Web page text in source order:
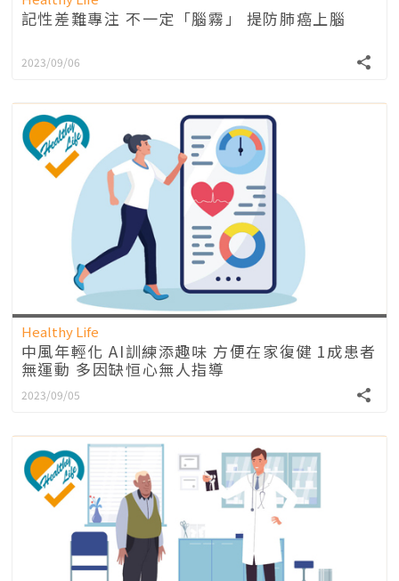
記性差難專注 不一定「腦霧」 提防肺癌上腦
2023/09/06
Healthy Life
中風年輕化 AI訓練添趣味 方便在家復健 1成患者
無運動 多因缺恒心無人指導
2023/09/05